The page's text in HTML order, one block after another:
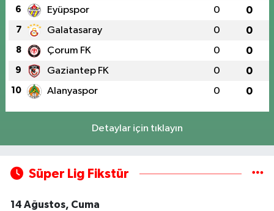
6 Eyüpspor 0 0
7 Galatasaray 0 0
8 Çorum FK 0 0
9 Gaziantep FK 0 0
10 Alanyaspor 0 0
Detaylar için tıklayın
Süper Lig Fikstür
14 Ağustos, Cuma